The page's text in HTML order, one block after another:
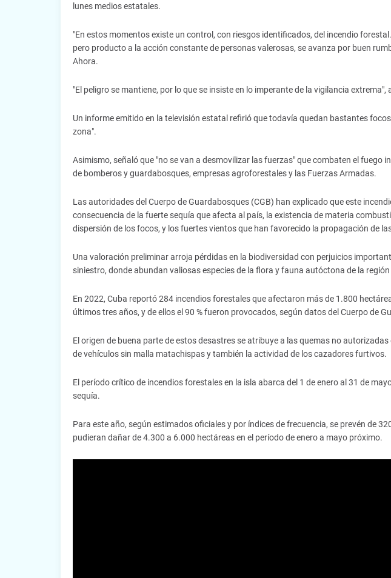
lunes medios estatales.
"En estos momentos existe un control, con riesgos identificados, del incendio
pero producto a la acción constante de personas valerosas, se avanza por buen
Ahora.
"El peligro se mantiene, por lo que se insiste en lo imperante de la vigilancia extrema",
Un informe emitido en la televisión estatal refirió que todavía quedan bastantes
zona".
Asimismo, señaló que "no se van a desmovilizar las fuerzas" que combaten el fuego
de bomberos y guardabosques, empresas agroforestales y las Fuerzas Armadas.
Las autoridades del Cuerpo de Guardabosques (CGB) han explicado que este
consecuencia de la fuerte sequía que afecta al país, la existencia de materia
dispersión de los focos, y los fuertes vientos que han favorecido la propagación de
Una valoración preliminar arroja pérdidas en la biodiversidad con perjuicios
siniestro, donde abundan valiosas especies de la flora y fauna autóctona de la
En 2022, Cuba reportó 284 incendios forestales que afectaron más de 1.800
últimos tres años, y de ellos el 90 % fueron provocados, según datos del Cuerpo de
El origen de buena parte de estos desastres se atribuye a las quemas no
de vehículos sin malla matachispas y también la actividad de los cazadores furtivos.
El período crítico de incendios forestales en la isla abarca del 1 de enero al 31 de
sequía.
Para este año, según estimados oficiales y por índices de frecuencia, se prevén de
pudieran dañar de 4.300 a 6.000 hectáreas en el período de enero a mayo próximo.